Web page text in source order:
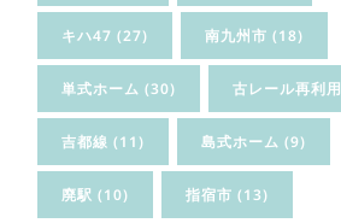
キハ47 (27) 南九州市 (18)
単式ホーム (30) 古レール再利用
吉都線 (11) 島式ホーム (9)
廃駅 (10) 指宿市 (13)